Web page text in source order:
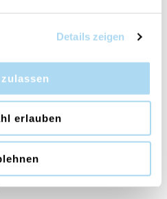
Details zeigen
erlauben